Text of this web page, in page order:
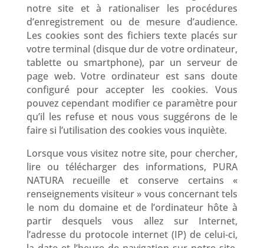
notre site et à rationaliser les procédures
d’enregistrement ou de mesure d’audience.
Les cookies sont des fichiers texte placés sur
votre terminal (disque dur de votre ordinateur,
tablette ou smartphone), par un serveur de
page web. Votre ordinateur est sans doute
configuré pour accepter les cookies. Vous
pouvez cependant modifier ce paramètre pour
qu’il les refuse et nous vous suggérons de le
faire si l’utilisation des cookies vous inquiète.
Lorsque vous visitez notre site, pour chercher,
lire ou télécharger des informations, PURA
NATURA recueille et conserve certains «
renseignements visiteur » vous concernant tels
le nom du domaine et de l’ordinateur hôte à
partir desquels vous allez sur Internet,
l’adresse du protocole internet (IP) de celui-ci,